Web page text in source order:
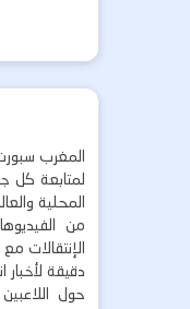
المغرب
لمتابعة كل
المحلية
من
الإنتقالات
دقيقة
حول